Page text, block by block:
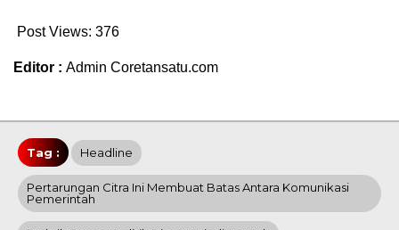
Post Views: 376
Editor : Admin Coretansatu.com
Tag : Headline
Pertarungan Citra Ini Membuat Batas Antara Komunikasi
Pemerintah